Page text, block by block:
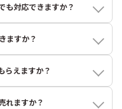
も対応できますか？
ますか？
らえますか？
れますか？